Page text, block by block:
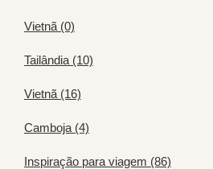
Vietnã (0)
Tailândia (10)
Vietnã (16)
Camboja (4)
Inspiração para viagem (86)